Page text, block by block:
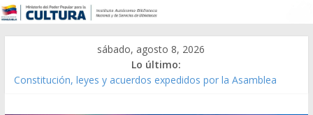
sábado, agosto 8, 2026
Lo último:
Constitución, leyes y acuerdos expedidos por la Asamblea